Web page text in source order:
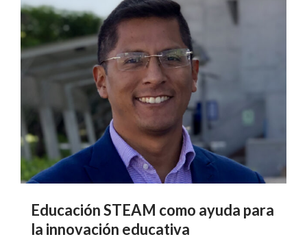
Educación STEAM como ayuda para
la innovación educativa